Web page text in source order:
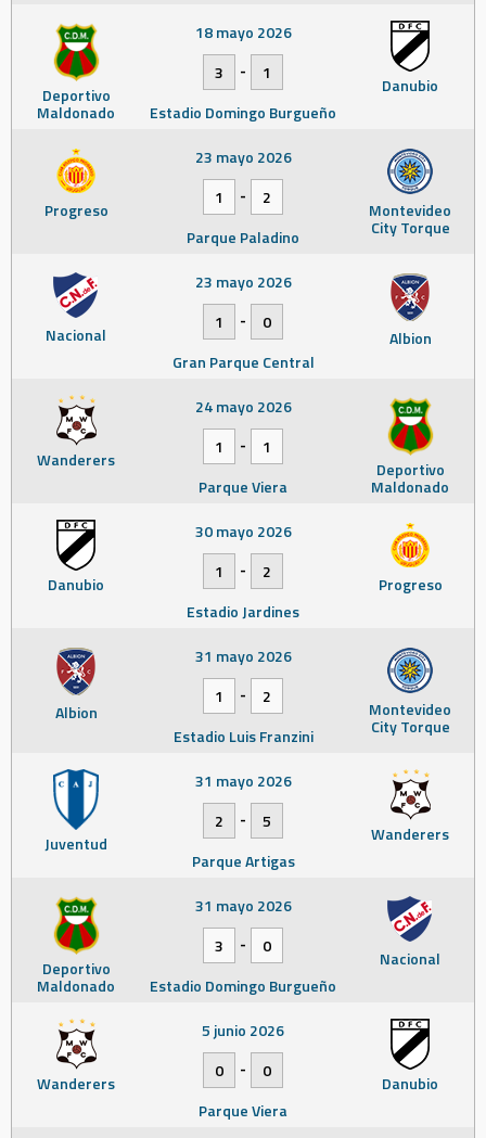
Deportivo
Maldonado
Danubio
18 mayo 2026
3
-
1
Estadio Domingo Burgueño
Progreso Montevideo
City Torque
23 mayo 2026
1
-
2
Parque Paladino
Nacional Albion
23 mayo 2026
1
-
0
Gran Parque Central
Wanderers Deportivo
Maldonado
24 mayo 2026
1
-
1
Parque Viera
Danubio Progreso
30 mayo 2026
1
-
2
Estadio Jardines
Albion Montevideo
City Torque
31 mayo 2026
1
-
2
Estadio Luis Franzini
Juventud Wanderers
31 mayo 2026
2
-
5
Parque Artigas
Deportivo
Maldonado
Nacional
31 mayo 2026
3
-
0
Estadio Domingo Burgueño
Wanderers Danubio
5 junio 2026
0
-
0
Parque Viera